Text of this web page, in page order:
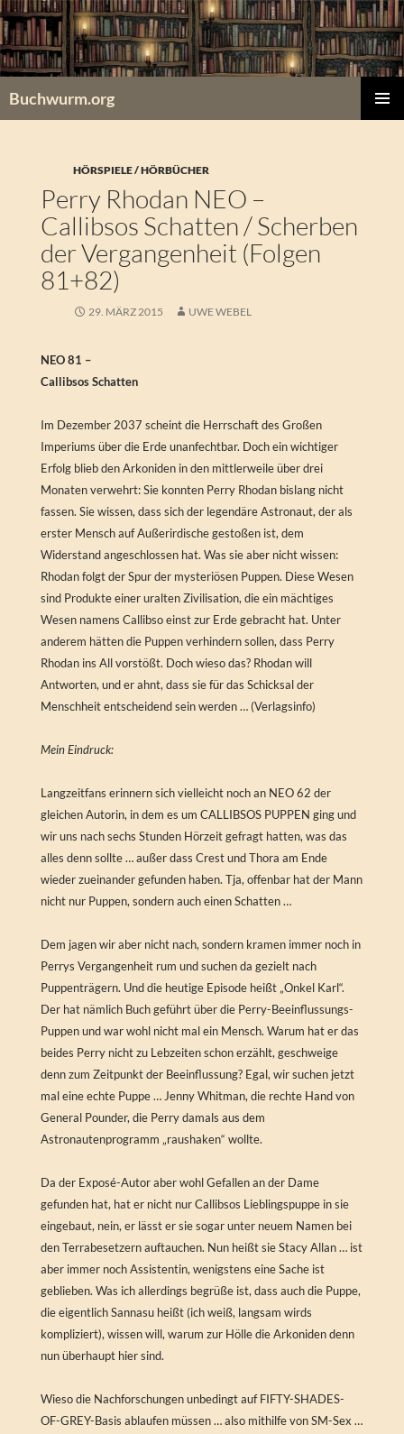
Zum
Inhalt
springen
Buchwurm.org
HÖRSPIELE / HÖRBÜCHER
Perry Rhodan NEO –
Callibsos Schatten / Scherben
der Vergangenheit (Folgen
81+82)
29. MÄRZ 2015 UWE WEBEL
NEO 81 –
Callibsos Schatten
Im Dezember 2037 scheint die Herrschaft des Großen
Imperiums über die Erde unanfechtbar. Doch ein wichtiger
Erfolg blieb den Arkoniden in den mittlerweile über drei
Monaten verwehrt: Sie konnten Perry Rhodan bislang nicht
fassen. Sie wissen, dass sich der legendäre Astronaut, der als
erster Mensch auf Außerirdische gestoßen ist, dem
Widerstand angeschlossen hat. Was sie aber nicht wissen:
Rhodan folgt der Spur der mysteriösen Puppen. Diese Wesen
sind Produkte einer uralten Zivilisation, die ein mächtiges
Wesen namens Callibso einst zur Erde gebracht hat. Unter
anderem hätten die Puppen verhindern sollen, dass Perry
Rhodan ins All vorstößt. Doch wieso das? Rhodan will
Antworten, und er ahnt, dass sie für das Schicksal der
Menschheit entscheidend sein werden … (Verlagsinfo)
Mein Eindruck:
Langzeitfans erinnern sich vielleicht noch an NEO 62 der
gleichen Autorin, in dem es um CALLIBSOS PUPPEN ging und
wir uns nach sechs Stunden Hörzeit gefragt hatten, was das
alles denn sollte … außer dass Crest und Thora am Ende
wieder zueinander gefunden haben. Tja, offenbar hat der Mann
nicht nur Puppen, sondern auch einen Schatten …
Dem jagen wir aber nicht nach, sondern kramen immer noch in
Perrys Vergangenheit rum und suchen da gezielt nach
Puppenträgern. Und die heutige Episode heißt „Onkel Karl“.
Der hat nämlich Buch geführt über die Perry-Beeinflussungs-
Puppen und war wohl nicht mal ein Mensch. Warum hat er das
beides Perry nicht zu Lebzeiten schon erzählt, geschweige
denn zum Zeitpunkt der Beeinflussung? Egal, wir suchen jetzt
mal eine echte Puppe … Jenny Whitman, die rechte Hand von
General Pounder, die Perry damals aus dem
Astronautenprogramm „raushaken“ wollte.
Da der Exposé-Autor aber wohl Gefallen an der Dame
gefunden hat, hat er nicht nur Callibsos Lieblingspuppe in sie
eingebaut, nein, er lässt er sie sogar unter neuem Namen bei
den Terrabesetzern auftauchen. Nun heißt sie Stacy Allan … ist
aber immer noch Assistentin, wenigstens eine Sache ist
geblieben. Was ich allerdings begrüße ist, dass auch die Puppe,
die eigentlich Sannasu heißt (ich weiß, langsam wirds
kompliziert), wissen will, warum zur Hölle die Arkoniden denn
nun überhaupt hier sind.
Wieso die Nachforschungen unbedingt auf FIFTY-SHADES-
OF-GREY-Basis ablaufen müssen … also mithilfe von SM-Sex …